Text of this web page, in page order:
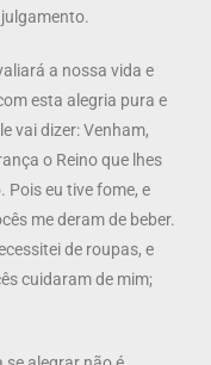
a nossa vida e
esta alegria pura e
vai dizer: Venham,
o Reino que lhes
Pois eu tive fome, e
me deram de beber.
de roupas, e
cuidaram de mim;